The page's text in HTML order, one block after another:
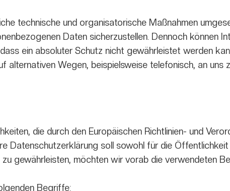
technische und organisatorische Maßnahmen
Daten sicherzustellen. Dennoch können
ein absoluter Schutz nicht gewährleistet werden
Wegen, beispielsweise telefonisch, an uns
die durch den Europäischen Richtlinien- und
Datenschutzerklärung soll sowohl für die
gewährleisten, möchten wir vorab die verwendeten
Begriffe: